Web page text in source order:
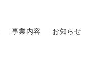
事業内容 お知らせ